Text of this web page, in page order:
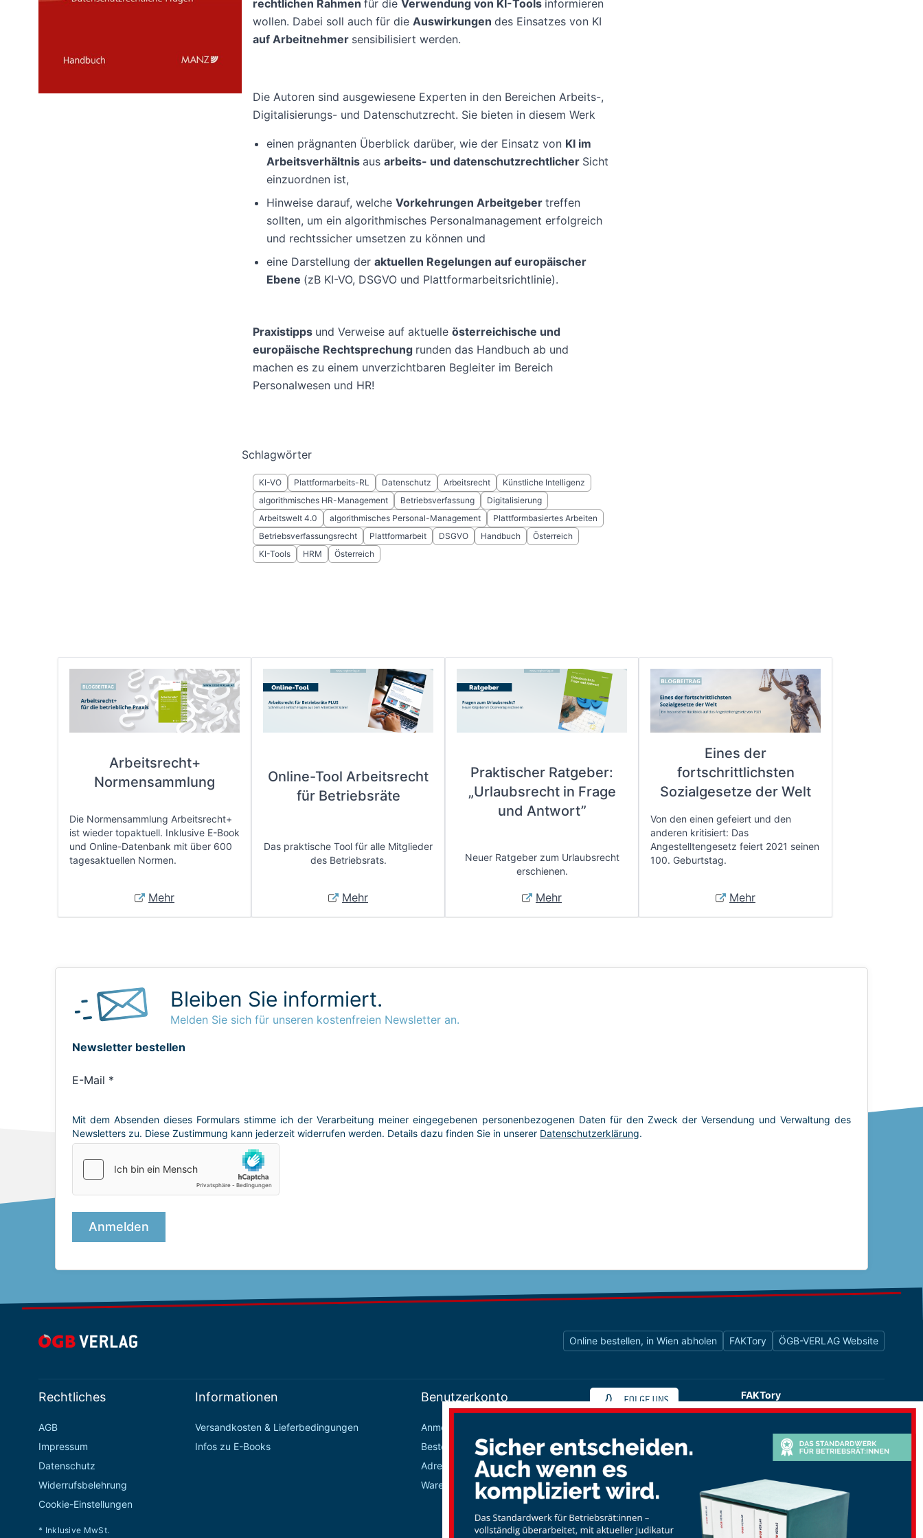
rechtlichen Rahmen für die Verwendung von KI-Tools informieren
wollen. Dabei soll auch für die Auswirkungen des Einsatzes von KI
auf Arbeitnehmer sensibilisiert werden.
Die Autoren sind ausgewiesene Experten in den Bereichen Arbeits-,
Digitalisierungs- und Datenschutzrecht. Sie bieten in diesem Werk
einen prägnanten Überblick darüber, wie der Einsatz von KI im
Arbeitsverhältnis aus arbeits- und datenschutzrechtlicher Sicht
einzuordnen ist,
Hinweise darauf, welche Vorkehrungen Arbeitgeber treffen
sollten, um ein algorithmisches Personalmanagement erfolgreich
und rechtssicher umsetzen zu können und
eine Darstellung der aktuellen Regelungen auf europäischer
Ebene (zB KI-VO, DSGVO und Plattformarbeitsrichtlinie).
Praxistipps und Verweise auf aktuelle österreichische und
europäische Rechtsprechung runden das Handbuch ab und
machen es zu einem unverzichtbaren Begleiter im Bereich
Personalwesen und HR!
Schlagwörter
KI-VO Plattformarbeits-RL Datenschutz Arbeitsrecht
Künstliche Intelligenz
algorithmisches HR-Management
Betriebsverfassung
Digitalisierung
Arbeitswelt 4.0
algorithmisches Personal-Management
Plattformbasiertes Arbeiten
Betriebsverfassungsrecht
Plattformarbeit DSGVO Handbuch
Österreich
KI-Tools
HRM Österreich
Arbeitsrecht+
Normensammlung
Die Normensammlung Arbeitsrecht+
ist wieder topaktuell. Inklusive E-Book
und Online-Datenbank mit über 600
tagesaktuellen Normen.
Mehr
Online-Tool Arbeitsrecht
für Betriebsräte
Das praktische Tool für alle Mitglieder
des Betriebsrats.
Mehr
Praktischer Ratgeber:
„Urlaubsrecht in Frage
und Antwort”
Neuer Ratgeber zum Urlaubsrecht
erschienen.
Mehr
Eines der
fortschrittlichsten
Sozialgesetze der Welt
Von den einen gefeiert und den
anderen kritisiert: Das
Angestelltengesetz feiert 2021 seinen
100. Geburtstag.
Mehr
Bleiben Sie informiert.
Melden Sie sich für unseren kostenfreien Newsletter an.
Online bestellen, in Wien abholen FAKTory ÖGB-VERLAG Website
Rechtliches
AGB
Impressum
Datenschutz
Widerrufsbelehrung
Cookie-Einstellungen
* Inklusive MwSt.
Informationen
Versandkosten & Lieferbedingungen
Infos zu E-Books
Benutzerkonto
Anmelden / Registrieren
Bestellungen
Adressbuch
Warenkorb
FAKTory
Buchhandlung des ÖGB-Verlags
1010 Wien
Tel: 01 / 405 49 98 / 99132
Fax: 01 / 405 49 98 / 99136
Öffnungszeiten: